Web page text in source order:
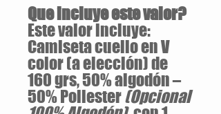
Que incluye este valor?
Este valor incluye:
Camiseta cuello en V
color (a elección) de
160 grs, 50% algodón –
50% Poliester(Opcional